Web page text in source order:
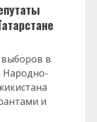
выборов в
Народно-
и